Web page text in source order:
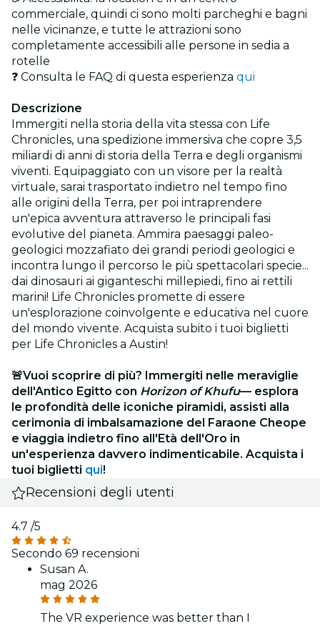
commerciale, quindi ci sono molti parcheghi e bagni
nelle vicinanze, e tutte le attrazioni sono
completamente accessibili alle persone in sedia a
rotelle
❓ Consulta le FAQ di questa esperienza qui
Descrizione
Immergiti nella storia della vita stessa con Life
Chronicles, una spedizione immersiva che copre 3,5
miliardi di anni di storia della Terra e degli organismi
viventi. Equipaggiato con un visore per la realtà
virtuale, sarai trasportato indietro nel tempo fino
alle origini della Terra, per poi intraprendere
un'epica avventura attraverso le principali fasi
evolutive del pianeta. Ammira paesaggi paleo-
geologici mozzafiato dei grandi periodi geologici e
incontra lungo il percorso le più spettacolari specie...
dai dinosauri ai giganteschi millepiedi, fino ai rettili
marini! Life Chronicles promette di essere
un'esplorazione coinvolgente e educativa nel cuore
del mondo vivente. Acquista subito i tuoi biglietti
per Life Chronicles a Austin!
🚨Vuoi scoprire di più? Immergiti nelle meraviglie
dell'Antico Egitto con Horizon of Khufu— esplora
le profondità delle iconiche piramidi, assisti alla
cerimonia di imbalsamazione del Faraone Cheope
e viaggia indietro fino all'Età dell'Oro in
un'esperienza davvero indimenticabile. Acquista i
tuoi biglietti qui!
Recensioni degli utenti
4.7 /5
Secondo 69 recensioni
Susan A.
mag 2026
The VR experience was better than I